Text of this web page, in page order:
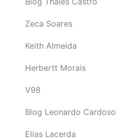
Zeca Soares
Keith Almeida
Herbertt Morais
V98
Blog Leonardo Cardoso
Elias Lacerda